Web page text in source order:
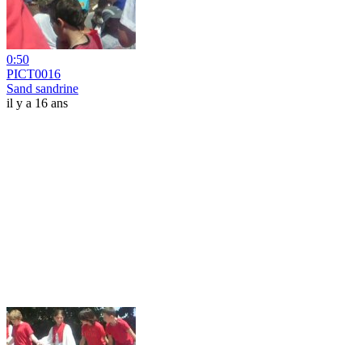
0:50
PICT0016
Sand sandrine
il y a 16 ans